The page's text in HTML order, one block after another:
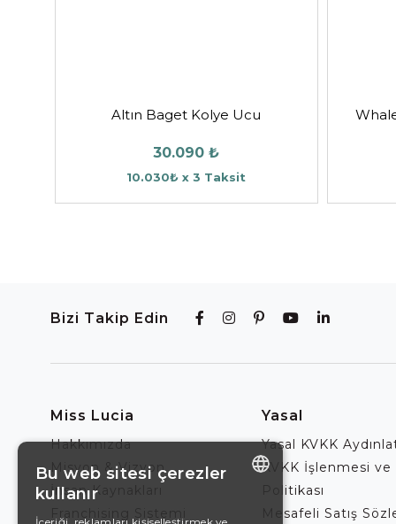
Altın Baget Kolye Ucu
30.090 ₺
10.030₺ x 3 Taksit
Bizi Takip Edin
Miss Lucia
Hakkımızda
Misyon & Vizyon
İnsan Kaynakları
Yasal
Yasal KVKK
KVKK İşlenmesi ve
Politikası
Mesafeli Satış
Bu web sitesi çerezler
kullanır